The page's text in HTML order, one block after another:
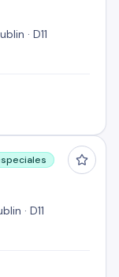
· D11
· D11